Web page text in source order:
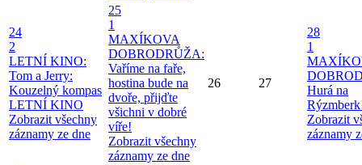
24
2
LETNÍ KINO:
Tom a Jerry:
Kouzelný kompas
LETNÍ KINO
Zobrazit všechny
záznamy ze dne
25
1
MAXÍKOVA
DOBRODRŮŽA:
Vaříme na faře,
hostina bude na
dvoře, přijďte
všichni v dobré
víře!
Zobrazit všechny
záznamy ze dne
26 27
28
1
Hurá na
Zobrazit
záznamy